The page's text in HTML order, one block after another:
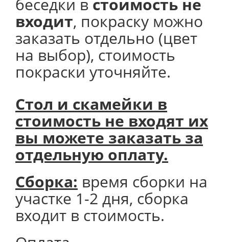
беседки в стоимость не
входит, покраску можно
заказать отдельно (цвет
на выбор), стоимость
покраски уточняйте.
Стол и скамейки в
стоимость не входят их
вы можете заказать за
отдельную оплату.
Сборка: время сборки на
участке 1-2 дня, сборка
входит в стоимость.